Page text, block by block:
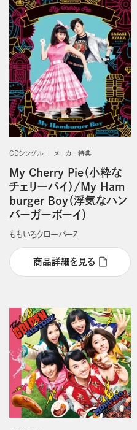
CDシングル メーカー特典
My Cherry Pie（小粋な
チェリーパイ）/My Ham
burger Boy（浮気なハン
バーガーボーイ）
ももいろクローバーＺ
商品詳細を見る